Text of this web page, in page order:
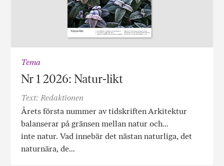
Tema
Nr 1 2026: Natur-likt
Text: Redaktionen
Årets första nummer av tidskriften Arkitektur
balanserar på gränsen mellan natur och…
inte natur. Vad innebär det nästan naturliga, det
naturnära, de…